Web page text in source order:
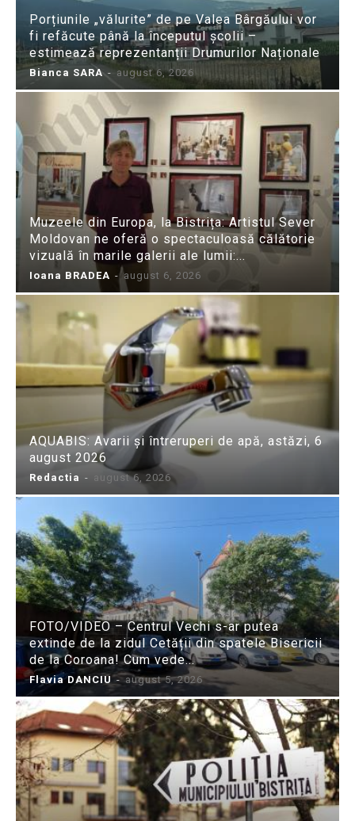
Porțiunile „vălurite” de pe Valea Bârgăului vor
fi refăcute până la începutul școlii –
estimează reprezentanții Drumurilor Naționale
Bianca SARA - august 6, 2026
Muzeele din Europa, la Bistrița: Artistul Sever
Moldovan ne oferă o spectaculoasă călătorie
vizuală în marile galerii ale lumii:...
Ioana BRADEA - august 6, 2026
AQUABIS: Avarii și întreruperi de apă, astăzi, 6
august 2026
Redactia - august 6, 2026
FOTO/VIDEO – Centrul Vechi s-ar putea
extinde de la zidul Cetății din spatele Bisericii
de la Coroana! Cum vede...
Flavia DANCIU - august 5, 2026